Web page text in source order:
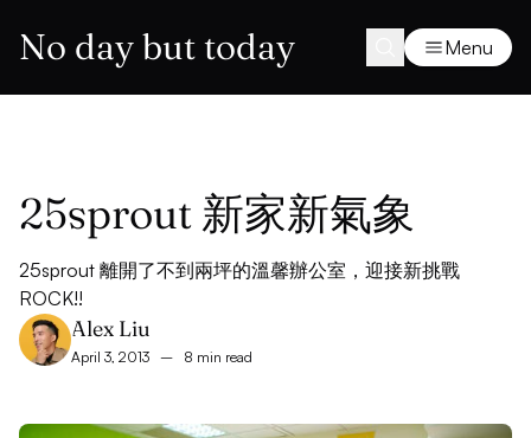
No day but today Menu
25sprout 新家新氣象
25sprout 離開了不到兩坪的溫馨辦公室，迎接新挑戰
ROCK!!
Alex Liu
April 3, 2013 – 8 min read